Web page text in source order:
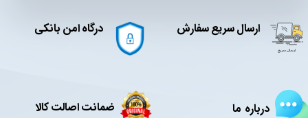
ارسال سریع سفارش درگاه امن بانکی
درباره ما ضمانت اصالت کالا